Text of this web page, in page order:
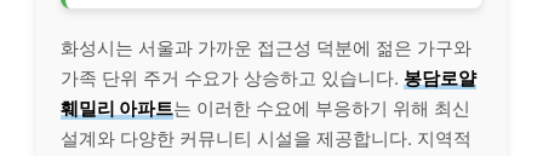
화성시는 서울과 가까운 접근성 덕분에 젊은 가구와
가족 단위 주거 수요가 상승하고 있습니다. 봉담로얄
훼밀리 아파트는 이러한 수요에 부응하기 위해 최신
설계와 다양한 커뮤니티 시설을 제공합니다. 지역적